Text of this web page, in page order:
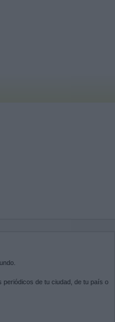
periódicos de tu ciudad, de tu país o